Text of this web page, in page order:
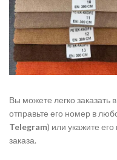
Вы можете легко
отправьте его номер в
Telegram) или укажите
заказа.